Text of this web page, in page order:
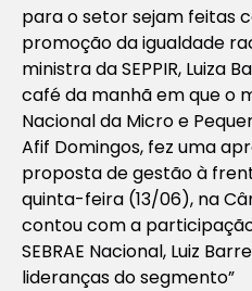
para o setor sejam feitas
promoção da igualdade
ministra da SEPPIR, Luiza
café da manhã em que o
Nacional da Micro e
Afif Domingos, fez uma
proposta de gestão à
quinta-feira (13/06), na
contou com a
SEBRAE Nacional, Luiz
lideranças do segmento”